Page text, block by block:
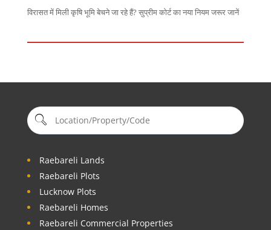
विरासत में मिली कृषि भूमि बेचने जा रहे हैं? सुप्रीम कोर्ट का नया नियम जरूर जानें
Raebareli Lands
Raebareli Plots
Lucknow Plots
Raebareli Homes
Raebareli Commercial Properties